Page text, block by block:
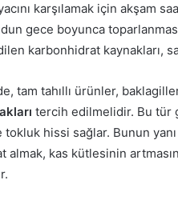
karşılamak için akşam
gece boyunca
karbonhidrat kaynakları,
tam tahıllı ürünler,
tercih edilmelidir. Bu tür
tokluk hissi sağlar. Bunun
almak, kas kütlesinin